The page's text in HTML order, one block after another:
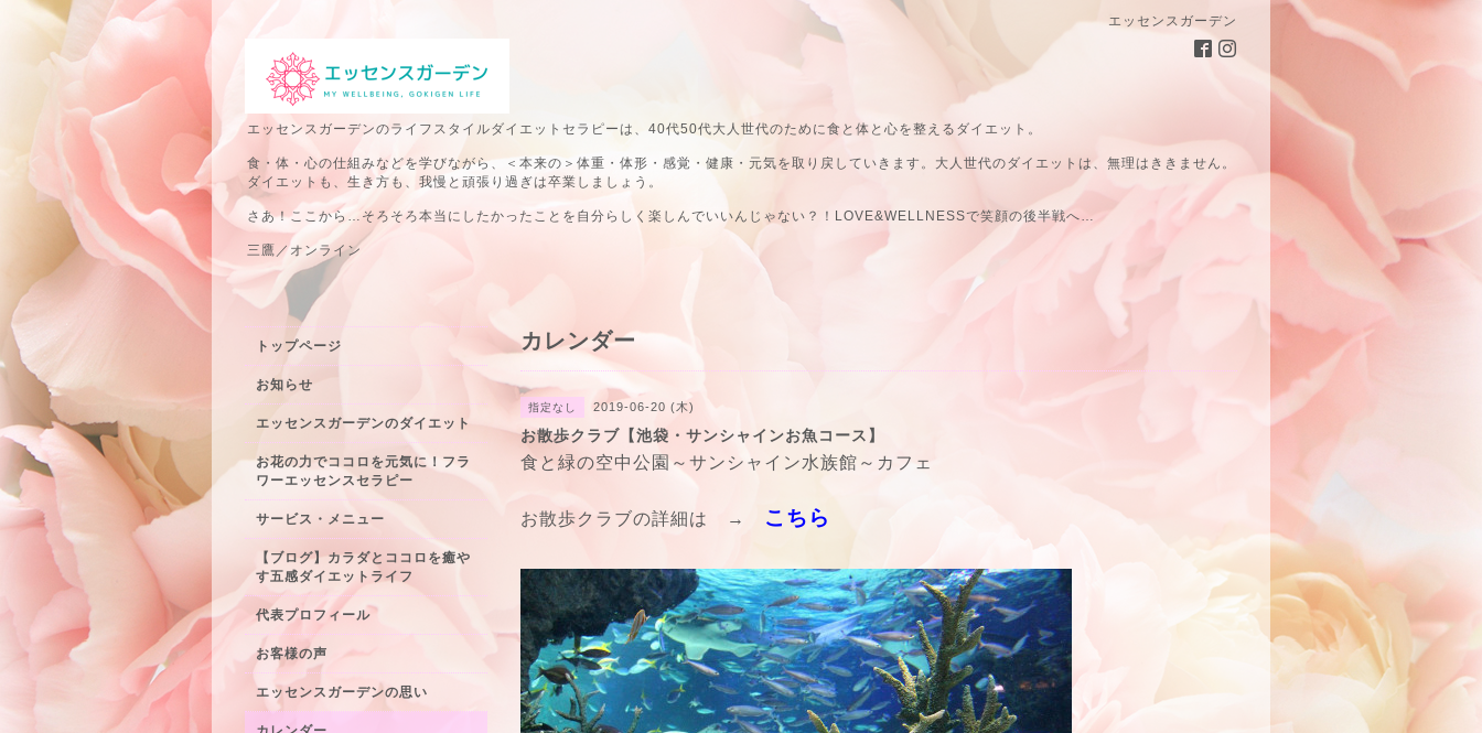
エッセンスガーデン
エッセンスガーデンのライフスタイルダイエットセラピーは、40代50代大人世代のために食と体と心を整えるダイエット。
食・体・心の仕組みなどを学びながら、＜本来の＞体重・体形・感覚・健康・元気を取り戻していきます。大人世代のダイエットは、無理はききません。
ダイエットも、生き方も、我慢と頑張り過ぎは卒業しましょう。
さあ！ここから…そろそろ本当にしたかったことを自分らしく楽しんでいいんじゃない？！LOVE&WELLNESSで笑顔の後半戦へ…
三鷹／オンライン
カレンダー
指定なし 2019-06-20 (木)
お散歩クラブ【池袋・サンシャインお魚コース】
食と緑の空中公園～サンシャイン水族館～カフェ
お散歩クラブの詳細は → こちら
トップページ
お知らせ
エッセンスガーデンのダイエット
お花の力でココロを元気に！フラ
ワーエッセンスセラピー
サービス・メニュー
【ブログ】カラダとココロを癒や
す五感ダイエットライフ
代表プロフィール
お客様の声
エッセンスガーデンの思い